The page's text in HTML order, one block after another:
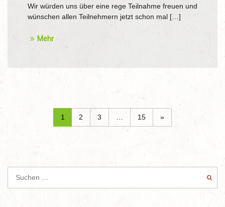
Wir würden uns über eine rege Teilnahme freuen und
wünschen allen Teilnehmern jetzt schon mal […]
Mehr
1 2 3 15 »